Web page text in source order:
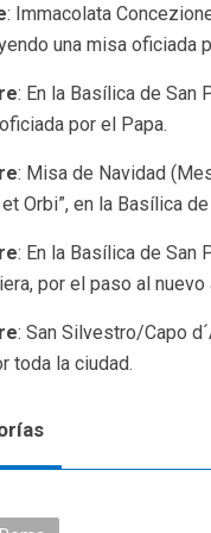
: Immacolata
una misa oficiada
: En la Basílica de San
por el Papa.
: Misa de Navidad
Orbi”, en la Basílica
: En la Basílica de San
por el paso al nuevo
: San Silvestro/Capo
toda la ciudad.